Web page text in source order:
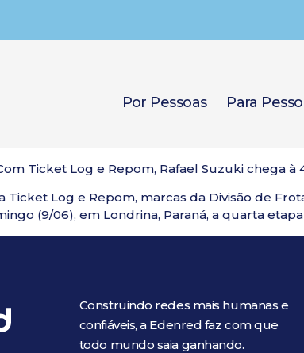
Por Pessoas Para
Ticket Log e Repom, Rafael Suzuki chega à
Ticket Log e Repom, marcas da Divisão de
(9/06), em Londrina, Paraná, a quarta
Construindo redes mais humanas e
confiáveis, a Edenred faz com que
todo mundo saia ganhando.